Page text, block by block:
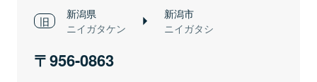
新潟県
ニイガタケン
新潟市
ニイガタシ
956-0863